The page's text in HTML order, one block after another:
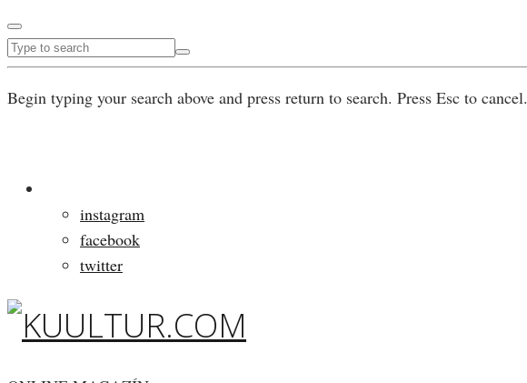
Begin typing your search above and press return to search. Press Esc to cancel.
instagram
facebook
twitter